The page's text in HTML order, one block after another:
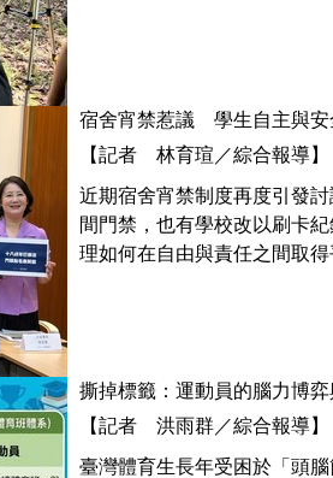
宿舍宵禁惹議 學生自主與安
【記者 林育瑄／綜合報導】
近期宿舍宵禁制度再度引發
間門禁，也有學校改以刷卡
理如何在自由與責任之間取
撕掉標籤：運動員的腦力博
【記者 洪雨群／綜合報導】
臺灣體育生長年受困於「頭